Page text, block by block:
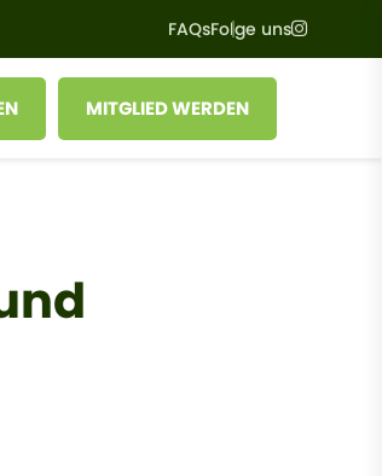
FAQsFolge uns
menu
MITGLIED WERDEN